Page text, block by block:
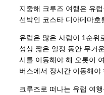
지중해 크루즈 여행은 유럽
선박인 코스타 디아데마호
유럽은 많은 사람이 1순위
성상 짧은 일정 동안 무거
시를 이동해야 해 오롯이
버스에서 장시간 이동해야
크루즈로 떠나는 유럽 여